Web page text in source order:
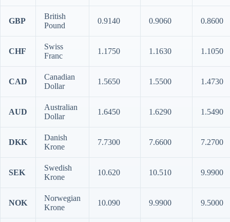
GBP
British
Pound
0.9140 0.9060 0.8600
CHF
Swiss
Franc
1.1750 1.1630 1.1050
CAD
Canadian
Dollar
1.5650 1.5500 1.4730
AUD
Australian
Dollar
1.6450 1.6290 1.5490
DKK
Danish
Krone
7.7300 7.6600 7.2700
SEK
Swedish
Krone
10.620 10.510 9.9900
NOK
Norwegian
Krone
10.090 9.9900 9.5000